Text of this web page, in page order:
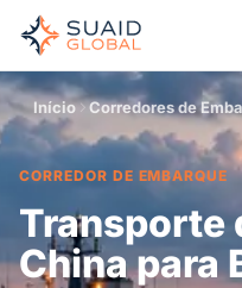
Início Corredores de
CORREDOR DE EMBARQUE
Transporte
China para